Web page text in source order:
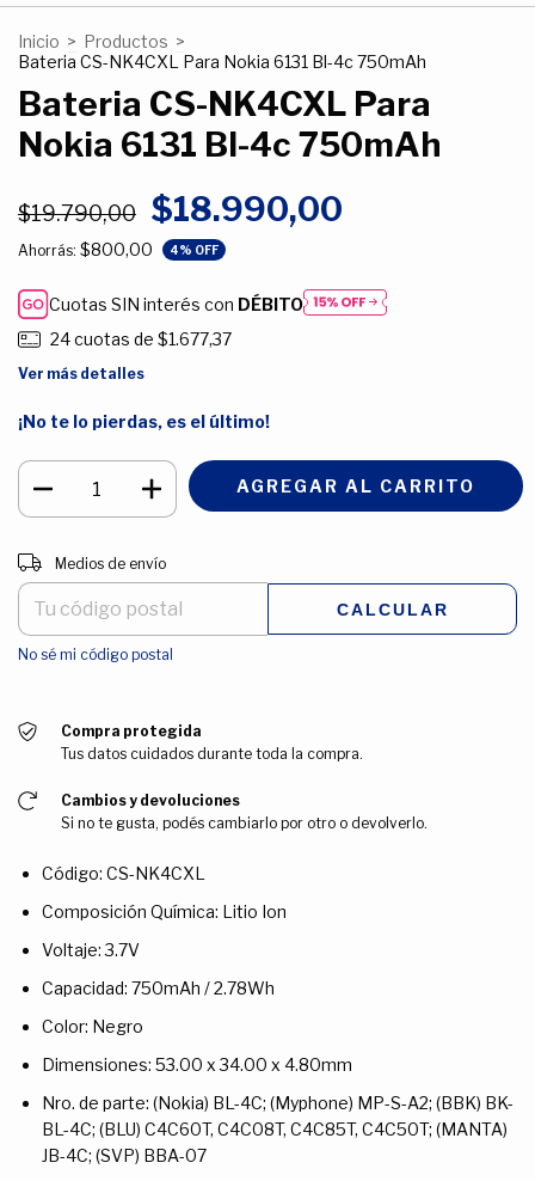
Inicio > Productos >
Bateria CS-NK4CXL Para Nokia 6131 Bl-4c 750mAh
Bateria CS-NK4CXL Para
Nokia 6131 Bl-4c 750mAh
$19.790,00 $18.990,00
Ahorrás: $800,00 4% OFF
Cuotas SIN interés con DÉBITO
24cuotas de $1.677,37
Ver más detalles
¡No te lo pierdas, es el último!
Entregas para el CP:
Medios de envío
CALCULAR
No sé mi código postal
Compra protegida
Tus datos cuidados durante toda la compra.
Cambios y devoluciones
Si no te gusta, podés cambiarlo por otro o devolverlo.
Código: CS-NK4CXL
Composición Química: Litio Ion
Voltaje: 3.7V
Capacidad: 750mAh / 2.78Wh
Color: Negro
Dimensiones: 53.00 x 34.00 x 4.80mm
Nro. de parte: (Nokia) BL-4C; (Myphone) MP-S-A2; (BBK) BK-
BL-4C; (BLU) C4C60T, C4C08T, C4C85T, C4C50T; (MANTA)
JB-4C; (SVP) BBA-07